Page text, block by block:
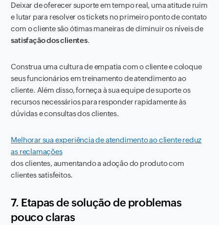
Deixar de oferecer suporte em tempo real, uma atitude ruim
e lutar para resolver os tickets no primeiro ponto de contato
com o cliente são ótimas maneiras de diminuir os níveis de
satisfação dos clientes.
Construa uma cultura de empatia com o cliente e coloque
seus funcionários em treinamento de atendimento ao
cliente. Além disso, forneça à sua equipe de suporte os
recursos necessários para responder rapidamente às
dúvidas e consultas dos clientes.
Melhorar sua experiência de atendimento ao cliente reduz
as reclamações
dos clientes, aumentando a adoção do produto com
clientes satisfeitos.
7. Etapas de solução de problemas
pouco claras